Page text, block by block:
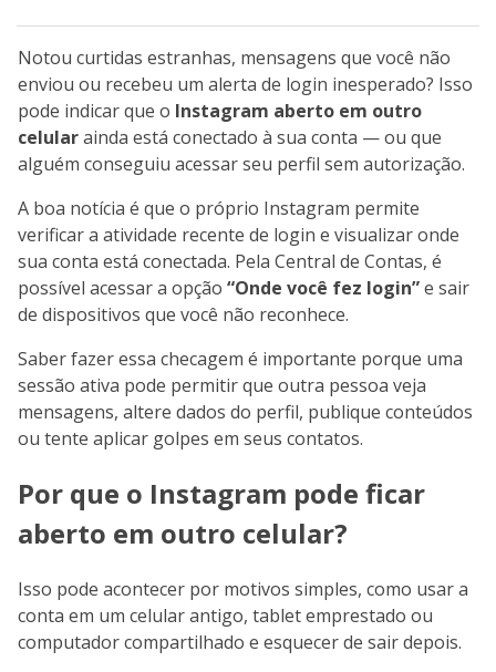
Notou curtidas estranhas, mensagens que você não
enviou ou recebeu um alerta de login inesperado? Isso
pode indicar que o Instagram aberto em outro
celularainda está conectado à sua conta — ou que
alguém conseguiu acessar seu perfil sem autorização.
A boa notícia é que o próprio Instagram permite
verificar a atividade recente de login e visualizar onde
sua conta está conectada. Pela Central de Contas, é
possível acessar a opção “Onde você fez login”e sair
de dispositivos que você não reconhece.
Saber fazer essa checagem é importante porque uma
sessão ativa pode permitir que outra pessoa veja
mensagens, altere dados do perfil, publique conteúdos
ou tente aplicar golpes em seus contatos.
Por que o Instagram pode ficar
aberto em outro celular?
Isso pode acontecer por motivos simples, como usar a
conta em um celular antigo, tablet emprestado ou
computador compartilhado e esquecer de sair depois.